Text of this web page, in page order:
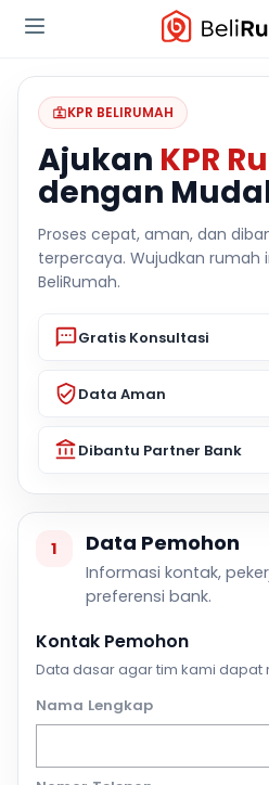
KPR BELIRUMAH
Ajukan KPR
dengan
Proses cepat, aman, dan
terpercaya. Wujudkan rumah
BeliRumah.
Gratis Konsultasi
Data Aman
Dibantu Partner Bank
1 Data Pemohon
Informasi kontak,
preferensi bank.
Kontak Pemohon
Data dasar agar tim kami dapat
Nama Lengkap